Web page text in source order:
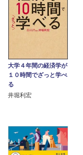
大学４年間の経済学が
１０時間でざっと学べ
る
井堀利宏